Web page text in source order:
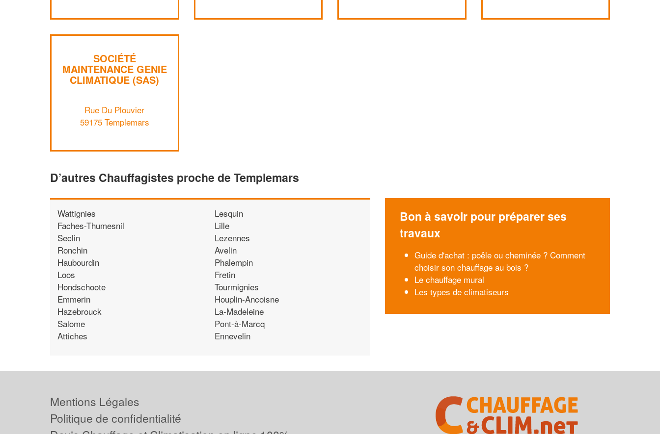
SOCIÉTÉ
MAINTENANCE GENIE
CLIMATIQUE (SAS)
Rue Du Plouvier
59175 Templemars
D’autres Chauffagistes proche de Templemars
Wattignies
Faches-Thumesnil
Seclin
Ronchin
Haubourdin
Loos
Hondschoote
Emmerin
Hazebrouck
Salome
Attiches
Lesquin
Lille
Lezennes
Avelin
Phalempin
Fretin
Tourmignies
Houplin-Ancoisne
La-Madeleine
Pont-à-Marcq
Ennevelin
Bon à savoir pour préparer ses
travaux
Guide d'achat : poêle ou cheminée ? Comment
choisir son chauffage au bois ?
Le chauffage mural
Les types de climatiseurs
Mentions Légales
Politique de confidentialité